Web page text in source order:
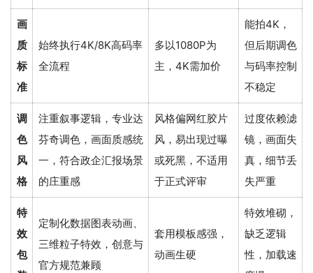
画
质
标
准
始终执行4K/8K高码率
全流程
多以1080P为
主，4K需加价
能拍4K，
但后期调色
与码率控制
不稳定
调
色
风
格
注重叙事逻辑，专业达
芬奇调色，画面质感统
一，符合政企汇报场景
的庄重感
风格偏网红胶片
风，易出现过曝
或死黑，不适用
于正式评审
过度依赖滤
镜，画面失
真，细节丢
失严重
特
效
包
定制化数据图表动画、
三维粒子特效，创意与
官方规范兼顾
套用模板感强，
动画生硬
特效堆砌，
缺乏逻辑
性，加载速